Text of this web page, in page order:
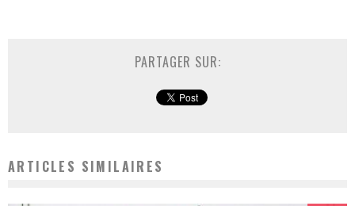
PARTAGER SUR:
ARTICLES SIMILAIRES